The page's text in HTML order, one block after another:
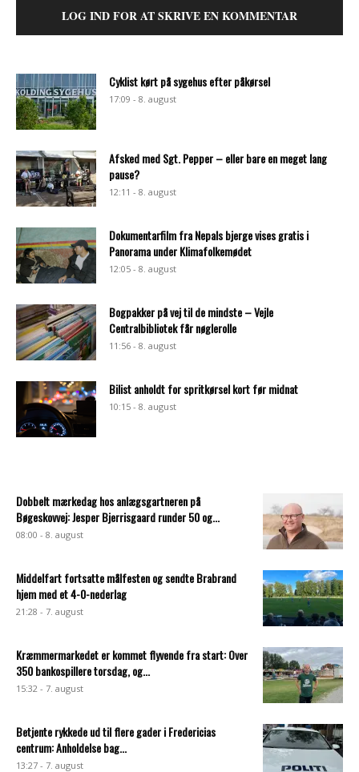
LOG IND FOR AT SKRIVE EN KOMMENTAR
Cyklist kørt på sygehus efter påkørsel
17:09 - 8. august
Afsked med Sgt. Pepper – eller bare en meget lang
pause?
12:11 - 8. august
Dokumentarfilm fra Nepals bjerge vises gratis i
Panorama under Klimafolkemødet
12:05 - 8. august
Bogpakker på vej til de mindste – Vejle
Centralbibliotek får nøglerolle
11:56 - 8. august
Bilist anholdt for spritkørsel kort før midnat
10:15 - 8. august
Dobbelt mærkedag hos anlægsgartneren på
Bøgeskovvej: Jesper Bjerrisgaard runder 50 og...
08:00 - 8. august
Middelfart fortsatte målfesten og sendte Brabrand
hjem med et 4-0-nederlag
21:28 - 7. august
Kræmmermarkedet er kommet flyvende fra start: Over
350 bankospillere torsdag, og...
15:32 - 7. august
Betjente rykkede ud til flere gader i Fredericias
centrum: Anholdelse bag...
13:27 - 7. august